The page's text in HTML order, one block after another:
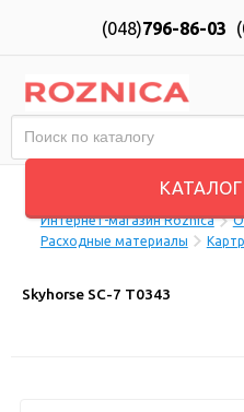
(048)796-86-03
Интернет-магазин Roznica
Расходные материалы
Skyhorse SC-7 T0343